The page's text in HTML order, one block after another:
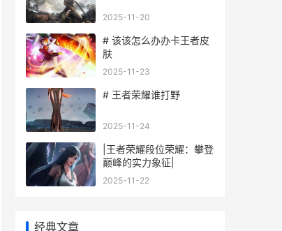
2025-11-20
# 该该怎么办办卡王者皮
肤
2025-11-23
# 王者荣耀谁打野
2025-11-24
|王者荣耀段位荣耀：攀登
巅峰的实力象征|
2025-11-22
经典文章